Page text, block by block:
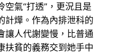
氣“打透”，更況且是
計燁。作為內排泄科的
讓人代謝變慢，比普通
扶貧的義務交到她手中